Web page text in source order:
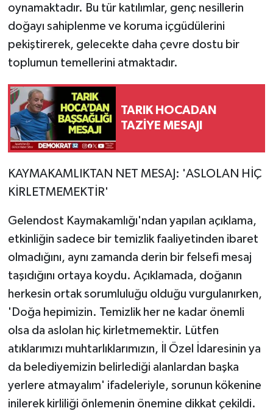
oynamaktadır. Bu tür katılımlar, genç nesillerin
doğayı sahiplenme ve koruma içgüdülerini
pekiştirerek, gelecekte daha çevre dostu bir
toplumun temellerini atmaktadır.
TARIK HOCADAN
TAZİYE MESAJI
KAYMAKAMLIKTAN NET MESAJ: 'ASLOLAN HİÇ
KİRLETMEMEKTİR'
Gelendost Kaymakamlığı'ndan yapılan açıklama,
etkinliğin sadece bir temizlik faaliyetinden ibaret
olmadığını, aynı zamanda derin bir felsefi mesaj
taşıdığını ortaya koydu. Açıklamada, doğanın
herkesin ortak sorumluluğu olduğu vurgulanırken,
'Doğa hepimizin. Temizlik her ne kadar önemli
olsa da aslolan hiç kirletmemektir. Lütfen
atıklarımızı muhtarlıklarımızın, İl Özel İdaresinin ya
da belediyemizin belirlediği alanlardan başka
yerlere atmayalım' ifadeleriyle, sorunun kökenine
inilerek kirliliği önlemenin önemine dikkat çekildi.